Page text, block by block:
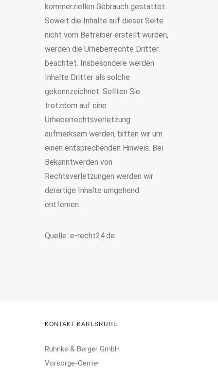
kommerziellen Gebrauch gestattet.
Soweit die Inhalte auf dieser Seite
nicht vom Betreiber erstellt wurden,
werden die Urheberrechte Dritter
beachtet. Insbesondere werden
Inhalte Dritter als solche
gekennzeichnet. Sollten Sie
trotzdem auf eine
Urheberrechtsverletzung
aufmerksam werden, bitten wir um
einen entsprechenden Hinweis. Bei
Bekanntwerden von
Rechtsverletzungen werden wir
derartige Inhalte umgehend
entfernen.
Quelle: e-recht24.de
KONTAKT KARLSRUHE
Ruhnke & Berger GmbH
Vorsorge-Center